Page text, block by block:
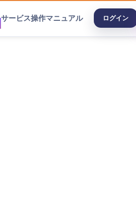
サービス操作マニュアル ログイン